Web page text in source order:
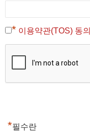
* 이용약관(TOS) 동의
*필수란